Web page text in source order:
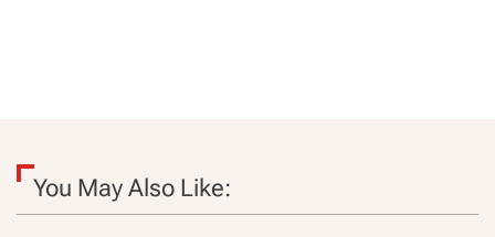
You May Also Like: